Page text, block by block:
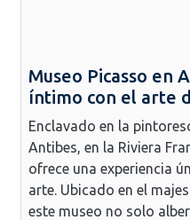
Museo Picasso en
íntimo con el arte
Enclavado en la
Antibes, en la Riviera
ofrece una experiencia
arte. Ubicado en el
este museo no solo